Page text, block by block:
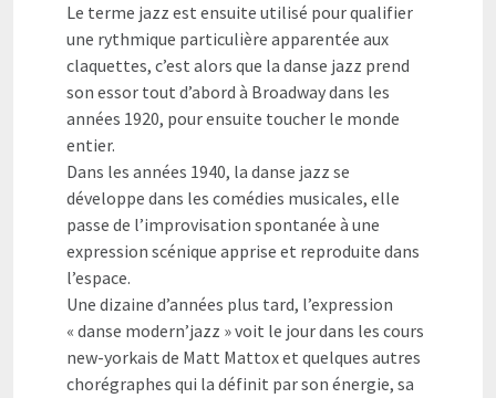
Le terme jazz est ensuite utilisé pour qualifier
une rythmique particulière apparentée aux
claquettes, c’est alors que la danse jazz prend
son essor tout d’abord à Broadway dans les
années 1920, pour ensuite toucher le monde
entier.
Dans les années 1940, la danse jazz se
développe dans les comédies musicales, elle
passe de l’improvisation spontanée à une
expression scénique apprise et reproduite dans
l’espace.
Une dizaine d’années plus tard, l’expression
« danse modern’jazz » voit le jour dans les cours
new-yorkais de Matt Mattox et quelques autres
chorégraphes qui la définit par son énergie, sa